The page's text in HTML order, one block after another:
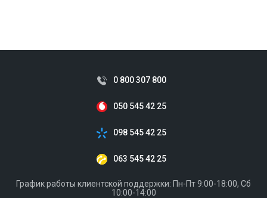
0 800 307 800
050 545 42 25
098 545 42 25
063 545 42 25
График работы клиентской поддержки: Пн-Пт 9:00-18:00, Сб
10:00-14:00